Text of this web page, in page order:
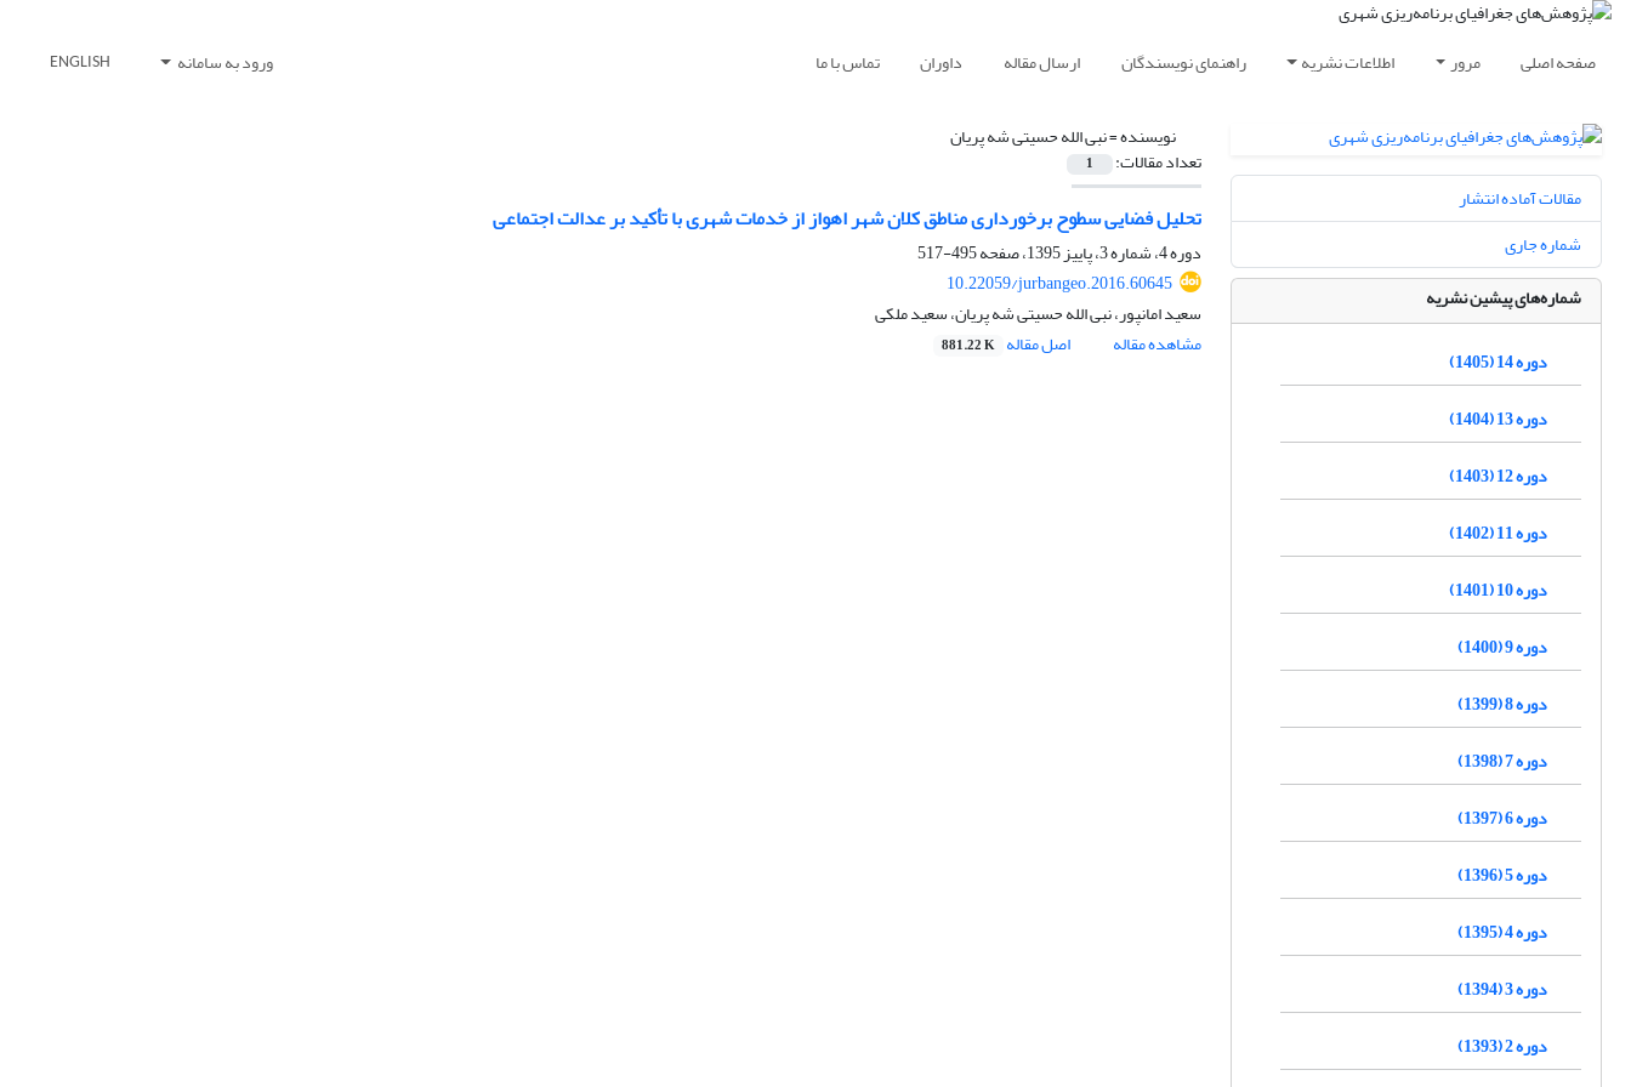
صفحه اصلی مرور اطلاعات نشریه راهنمای نویسندگان ارسال مقاله داوران تماس با ما ورود به سامانه ENGLISH
نویسنده =نبی الله حسیتی شه پریان
تعداد مقالات: 1
تحلیل فضایی سطوح برخورداری مناطق کلان شهر اهواز از خدمات شهری با تأکید بر عدالت اجتماعی
دوره 4، شماره 3، پاییز 1395، صفحه
495-517
10.22059/jurbangeo.2016.60645
سعید امانپور، نبی الله حسیتی شه پریان، سعید ملکی
مشاهده مقاله
اصل مقاله 881.22 K
مقالات آماده انتشار
شماره جاری
شماره‌های پیشین نشریه
دوره 14 (1405)
دوره 13 (1404)
دوره 12 (1403)
دوره 11 (1402)
دوره 10 (1401)
دوره 9 (1400)
دوره 8 (1399)
دوره 7 (1398)
دوره 6 (1397)
دوره 5 (1396)
دوره 4 (1395)
دوره 3 (1394)
دوره 2 (1393)